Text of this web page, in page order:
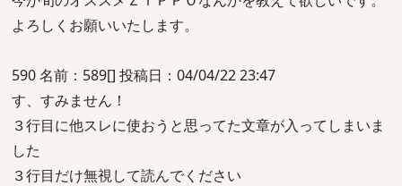
よろしくお願いいたします。
590 名前：589[] 投稿日：04/04/22 23:47
す、すみません！
３行目に他スレに使おうと思ってた文章が入ってしまいま
した
３行目だけ無視して読んでください